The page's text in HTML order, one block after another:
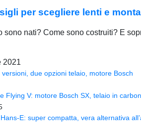
per scegliere lenti e
nati? Come sono costruiti? E
2021
due opzioni telaio, motore Bosch
Flying V: motore Bosch SX, telaio in
E: super compatta, vera alternativa